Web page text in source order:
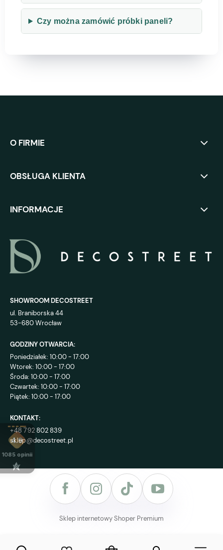
Czy można zamówić próbki paneli?
O FIRMIE
OBSŁUGA KLIENTA
INFORMACJE
SHOWROOM DECOSTREET
ul. Braniborska 44
53-680 Wrocław
GODZINY OTWARCIA:
Poniedziałek: 10:00 - 17:00
Wtorek: 10:00 - 17:00
Środa: 10:00 - 17:00
Czwartek: 10:00 - 17:00
Piątek: 10:00 - 17:00
KONTAKT:
+48 792 802 839
sklep@decostreet.pl
4.9
1085 opinii
Sklep internetowy Shoper Premium